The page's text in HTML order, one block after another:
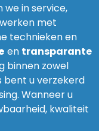
we in service,
met
technieken en
en transparante
binnen zowel
bent u verzekerd
Wanneer u
kwaliteit